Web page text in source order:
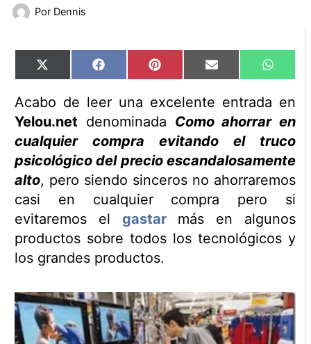
Por Dennis
Compartir
en
X
(Twitter)
Compartir
en
Facebook Compartir
en
Pinterest Compartir
en
Email
en
Acabo de leer una excelente entrada en
Yelou.net denominada Como ahorrar en
cualquier compra evitando el truco
psicológico del precio escandalosamente
alto, pero siendo sinceros no ahorraremos
casi en cualquier compra pero si
evitaremos el gastarmás en algunos
productos sobre todos los tecnológicos y
los grandes productos.